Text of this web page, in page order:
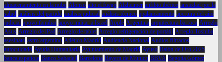
almacenamiento en la nube Alonso alto el fuego Alzheimer anfibio ibérico ansiedad por la
salud análisis del partido análisis judicial análisis técnico apalancamiento apertura del año
judicial apoyo familiar apoyo militar a Israel Apple Argentina arquitectura barroca Arreglo
Asus Arreglo de iPad Arreglo de tablet Arreglo refrigeración de portátil Arreglo Toshiba
asesinato astro argentino Atlético Madrid Audiencia Nacional Audios filtrados
autocuidado Ayuda Humanitaria Ayuntamiento de Madrid Ayuso Balón de Oro 2025
banca española Banco Sabadell Barcelona Bayern de Múnich BBVA Begoña Gómez